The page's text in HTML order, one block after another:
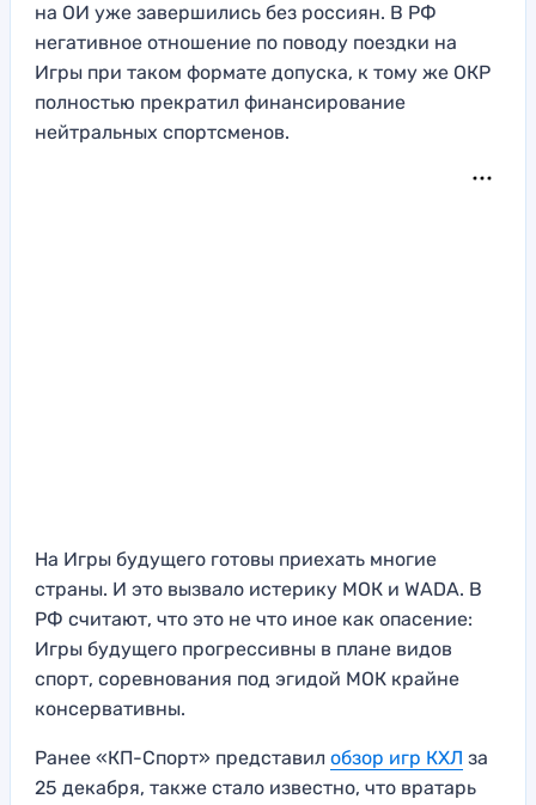
на ОИ уже завершились без россиян. В РФ
негативное отношение по поводу поездки на
Игры при таком формате допуска, к тому же ОКР
полностью прекратил финансирование
нейтральных спортсменов.
На Игры будущего готовы приехать многие
страны. И это вызвало истерику МОК и WADA. В
РФ считают, что это не что иное как опасение:
Игры будущего прогрессивны в плане видов
спорт, соревнования под эгидой МОК крайне
консервативны.
Ранее «КП-Спорт» представил обзор игр КХЛ за
25 декабря, также стало известно, что вратарь